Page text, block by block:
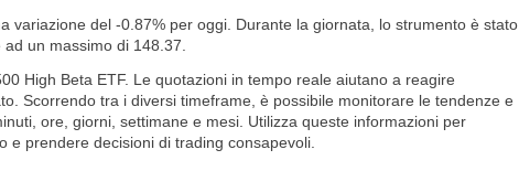
variazione del -0.87% per oggi. Durante la giornata, lo strumento è stato
un massimo di 148.37.
High Beta ETF. Le quotazioni in tempo reale aiutano a reagire
Scorrendo tra i diversi timeframe, è possibile monitorare le tendenze e
ore, giorni, settimane e mesi. Utilizza queste informazioni per
e prendere decisioni di trading consapevoli.